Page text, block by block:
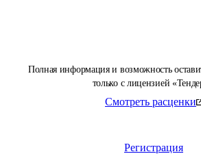
Полная информация и возможность
только с лицензией
Смотреть расценки
Регистрация